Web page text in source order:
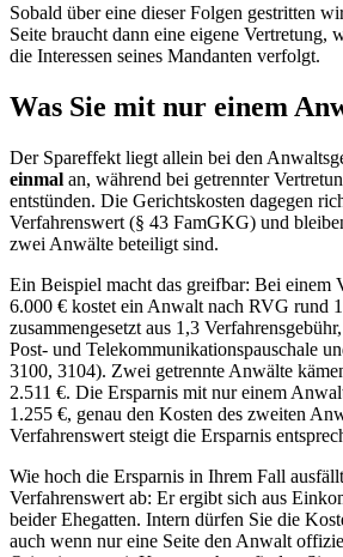
Sobald über eine dieser Folgen gestritten
Seite braucht dann eine eigene Vertretung,
die Interessen seines Mandanten verfolgt.
Was Sie mit nur einem
Der Spareffekt liegt allein bei den
einmal an, während bei getrennter
entstünden. Die Gerichtskosten dagegen
Verfahrenswert (§ 43 FamGKG) und
zwei Anwälte beteiligt sind.
Ein Beispiel macht das greifbar: Bei einem
6.000 € kostet ein Anwalt nach RVG rund
zusammengesetzt aus 1,3
Post- und Telekommunikationspauschale
3100, 3104). Zwei getrennte Anwälte
2.511 €. Die Ersparnis mit nur einem
1.255 €, genau den Kosten des zweiten
Verfahrenswert steigt die Ersparnis
Wie hoch die Ersparnis in Ihrem Fall
Verfahrenswert ab: Er ergibt sich aus
beider Ehegatten. Intern dürfen Sie die
auch wenn nur eine Seite den Anwalt